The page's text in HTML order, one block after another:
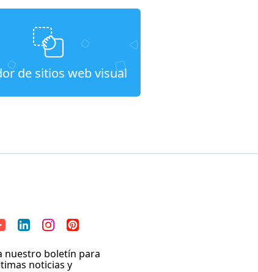
de sitios web visual
nuestro boletín para
noticias y